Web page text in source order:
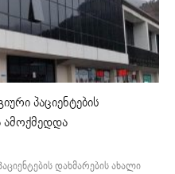
პაციენტების
ამოქმედდა
დახმარების ახალი